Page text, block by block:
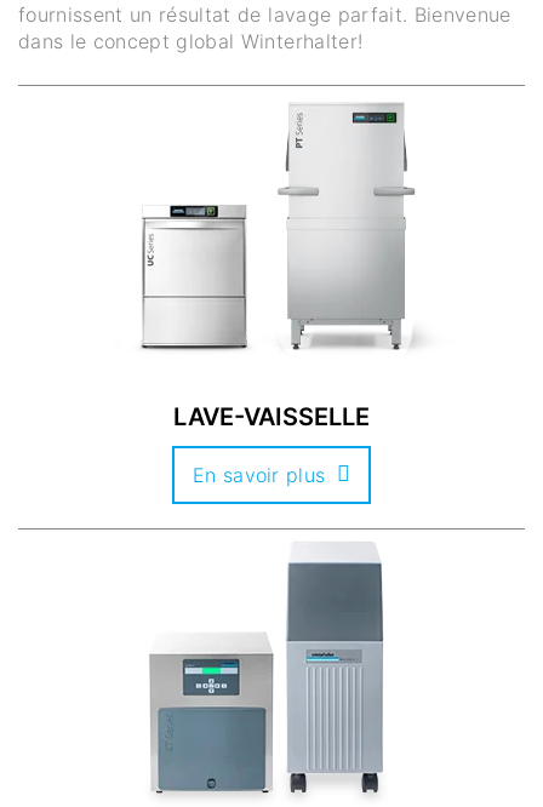
fournissent un résultat de lavage parfait. Bienvenue
dans le concept global Winterhalter!
LAVE-VAISSELLE
En savoir plus